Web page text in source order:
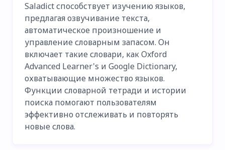
Saladict способствует изучению языков,
предлагая озвучивание текста,
автоматическое произношение и
управление словарным запасом. Он
включает такие словари, как Oxford
Advanced Learner's и Google Dictionary,
охватывающие множество языков.
Функции словарной тетради и истории
поиска помогают пользователям
эффективно отслеживать и повторять
новые слова.